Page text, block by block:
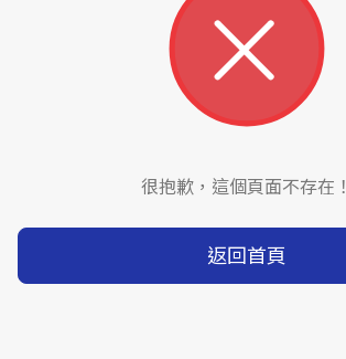
很抱歉，這個頁面不存在！
返回首頁